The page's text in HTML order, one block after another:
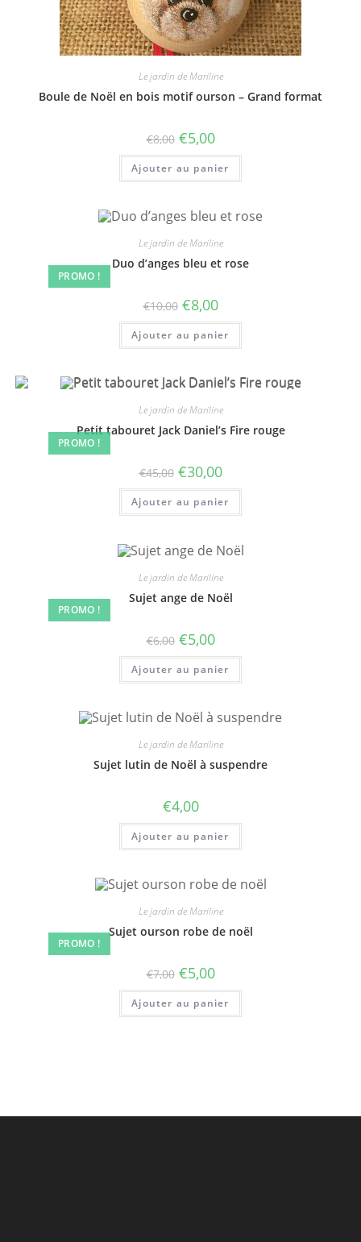
Le jardin de Mariline
Boule de Noël en bois motif ourson – Grand format
€8,00 €5,00
Ajouter au panier
PROMO !
Le jardin de Mariline
Duo d’anges bleu et rose
€10,00 €8,00
Ajouter au panier
PROMO !
Le jardin de Mariline
Petit tabouret Jack Daniel’s Fire rouge
€45,00 €30,00
Ajouter au panier
PROMO !
Le jardin de Mariline
Sujet ange de Noël
€6,00 €5,00
Ajouter au panier
Le jardin de Mariline
Sujet lutin de Noël à suspendre
€4,00
Ajouter au panier
PROMO !
Le jardin de Mariline
Sujet ourson robe de noël
€7,00 €5,00
Ajouter au panier